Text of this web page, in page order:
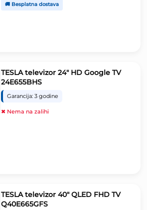
🚚 Besplatna dostava
TESLA televizor 24″ HD Google TV
24E655BHS
Garancija: 3 godine
✖ Nema na zalihi
TESLA televizor 40″ QLED FHD TV
Q40E665GFS